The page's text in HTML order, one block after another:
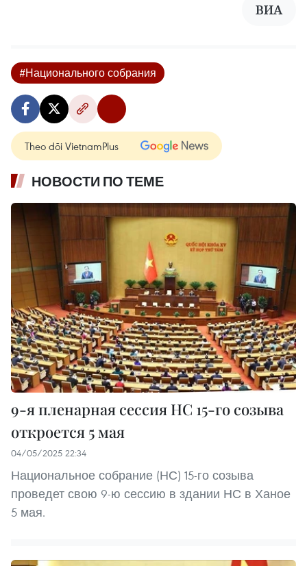
ВИА
#Национального собрания
Theo dõi VietnamPlus
НОВОСТИ ПО ТЕМЕ
9-я пленарная сессия НС 15-го cозыва
откроется 5 мая
04/05/2025 22:34
Национальное собрание (НС) 15-го созыва
проведет свою 9-ю сессию в здании НС в Ханое
5 мая.